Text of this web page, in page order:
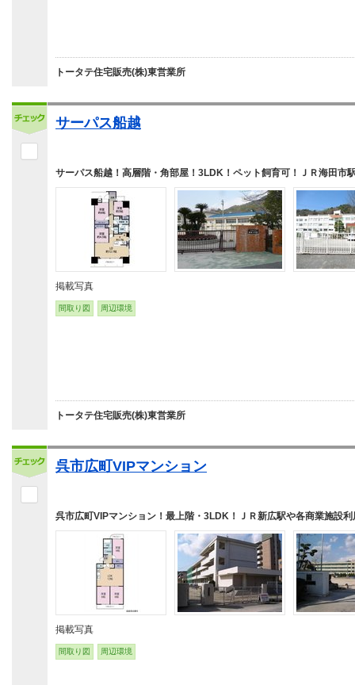
トータテ住宅販売(株)東営業所
サーパス船越
サーパス船越！高層階・角部屋！3LDK！ペット飼育可！ＪＲ海田市
掲載写真
間取り図 周辺環境
トータテ住宅販売(株)東営業所
呉市広町VIPマンション
呉市広町VIPマンション！最上階・3LDK！ＪＲ新広駅や各商業施設利
掲載写真
間取り図 周辺環境